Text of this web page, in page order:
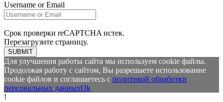
Username or Email
Срок проверки reCAPTCHA истек.
Перезагрузите страницу.
SUBMIT
Для улучшения работы сайта мы используем cookie файлы.
Продолжая работу с сайтом, Вы разрешаете использование
cookie файлов и соглашаетесь с политикой обработки
персональных данныхOk
!